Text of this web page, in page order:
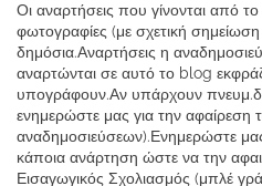
Οι αναρτήσεις που γίνονται από το
φωτογραφίες (με σχετική
δημόσια.Αναρτήσεις η
αναρτώνται σε αυτό το blog
υπογράφουν.Αν υπάρχουν
ενημερώστε μας για την
αναδημοσιεύσεων).Ενημερώστε
κάποια ανάρτηση ώστε να την
Εισαγωγικός Σχολιασμός (μπλέ